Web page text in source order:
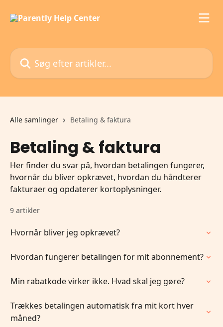
Søg efter artikler...
Alle samlinger Betaling & faktura
Betaling & faktura
Her finder du svar på, hvordan betalingen fungerer,
hvornår du bliver opkrævet, hvordan du håndterer
fakturaer og opdaterer kortoplysninger.
9 artikler
Hvornår bliver jeg opkrævet?
Hvordan fungerer betalingen for mit abonnement?
Min rabatkode virker ikke. Hvad skal jeg gøre?
Trækkes betalingen automatisk fra mit kort hver
måned?